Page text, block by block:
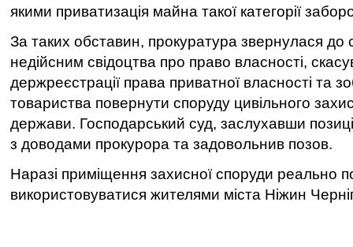
якими приватизація майна такої категорії
За таких обставин, прокуратура звернулася до
недійсним свідоцтва про право власності,
держреєстрації права приватної власності та
товариства повернути споруду цивільного
держави. Господарський суд, заслухавши
з доводами прокурора та задовольнив позов.
Наразі приміщення захисної споруди реально
використовуватися жителями міста Ніжин